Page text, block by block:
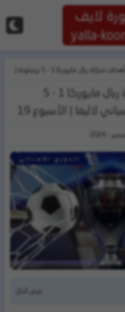
لايف
yalla-
ملخص وأهداف مباراة ريال مايوركا 1 - 5 برشلونة |
لاليغا | الأسبوع 19
ملخص وأهداف مباراة ريال مايوركا 1 - 5
لاليغا | الأسبوع 19